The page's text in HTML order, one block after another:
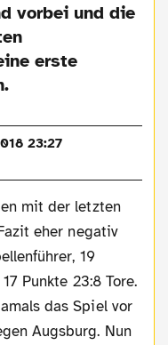
vorbei und die
erste
23:27
mit der letzten
eher negativ
19
Punkte 23:8 Tore.
das Spiel vor
Augsburg. Nun